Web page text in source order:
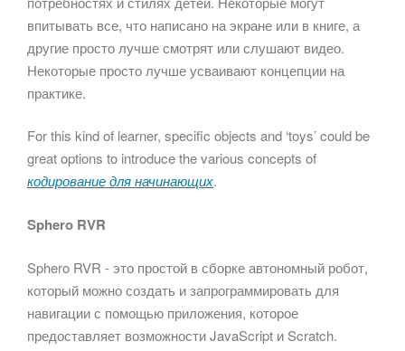
впитывать все, что написано на экране или в книге, а
другие просто лучше смотрят или слушают видео.
Некоторые просто лучше усваивают концепции на
практике.
For this kind of learner, specific objects and ‘toys’ could be
great options to introduce the various concepts of
кодирование для начинающих.
Sphero RVR
Sphero RVR - это простой в сборке автономный робот,
который можно создать и запрограммировать для
навигации с помощью приложения, которое
предоставляет возможности JavaScript и Scratch.